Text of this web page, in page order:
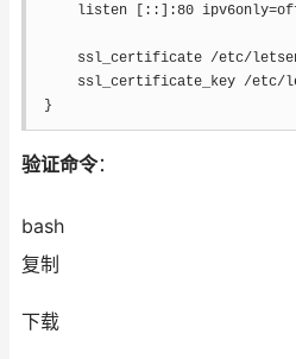
listen [::]:80
ssl_certificate /etc/
ssl_certificate_key /etc/
}
验证命令：
bash
复制
下载